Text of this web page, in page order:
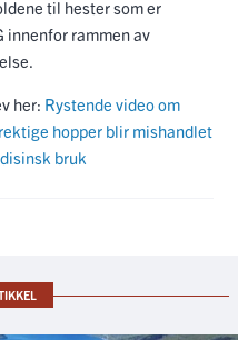
til hester som er
innenfor rammen av
her: Rystende video om
hopper blir mishandlet
bruk